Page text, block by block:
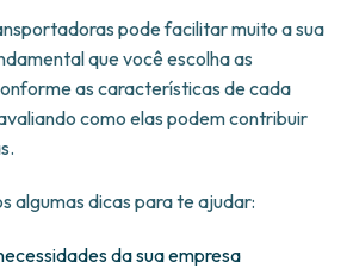
pode facilitar muito a sua
que você escolha as
as características de cada
como elas podem contribuir
algumas dicas para te ajudar:
da sua empresa